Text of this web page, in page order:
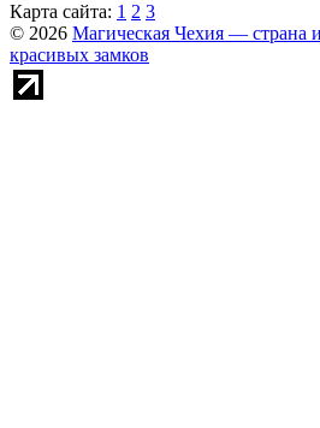
Карта сайта: 1 2 3
© 2026 Магическая Чехия — страна
красивых замков